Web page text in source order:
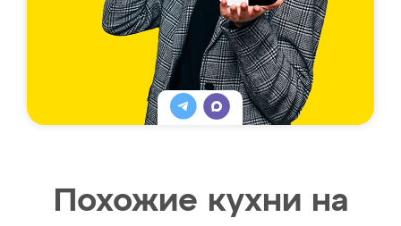
Похожие кухни на